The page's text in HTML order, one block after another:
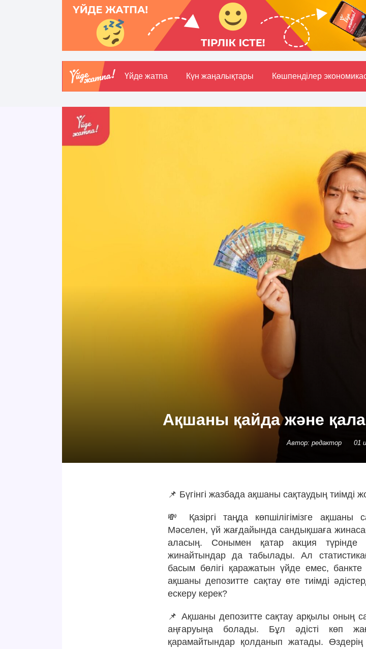
Үйде жатпа Күн жаңалықтары Көшпенділер
Ақшаны қайда және
Автор: редактор 01
📌 Бүгінгі жазбада ақшаны сақтаудың тиімді
💸 Қазіргі таңда көпшілігімізге ақшаны
Мәселен, үй жағдайында сандықшаға
аласың. Сонымен қатар акция түрінде
жинайтындар да табылады. Ал
басым бөлігі қаражатын үйде емес,
ақшаны депозитте сақтау өте тиімді
ескеру керек?
📌 Ақшаны депозитте сақтау арқылы оның
аңғаруыңа болады. Бұл әдісті көп
қарамайтындар қолданып жатады. Өздерің